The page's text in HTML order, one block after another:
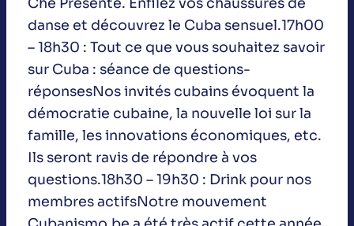
danse et découvrez le Cuba sensuel.17h00
– 18h30 : Tout ce que vous souhaitez savoir
sur Cuba : séance de questions-
réponsesNos invités cubains évoquent la
démocratie cubaine, la nouvelle loi sur la
famille, les innovations économiques, etc.
Ils seront ravis de répondre à vos
questions.18h30 – 19h30 : Drink pour nos
membres actifsNotre mouvement